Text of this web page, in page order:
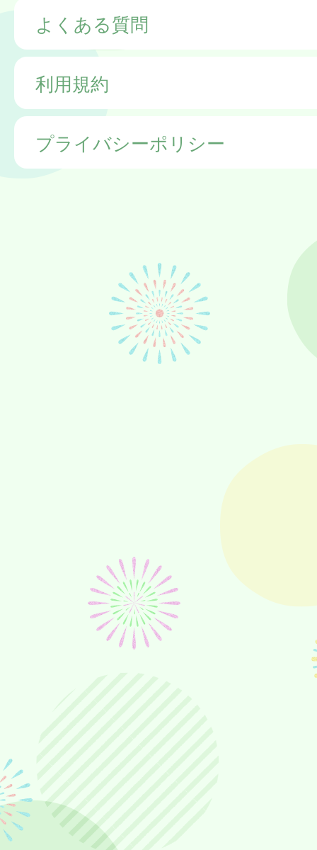
よくある質問
利用規約
プライバシーポリシー